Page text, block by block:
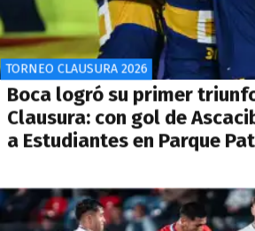
TORNEO CLAUSURA 2026
Boca logró su primer
Clausura: con gol de
a Estudiantes en Parque